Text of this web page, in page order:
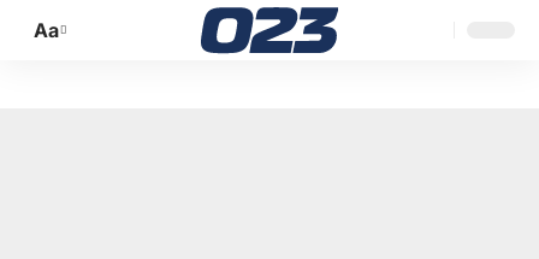
Promijeni
Aa